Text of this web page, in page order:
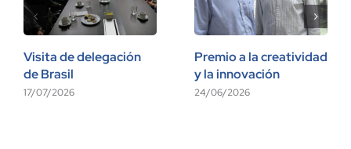
Visita de delegación
de Brasil
17/07/2026
Premio a la creatividad
y la innovación
24/06/2026